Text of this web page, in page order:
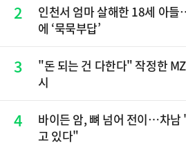
2
인천서 엄마 살해한 18세 아
에 ‘묵묵부답’
3
"돈 되는 건 다한다" 작정한
시
4
바이든 암, 뼈 넘어 전이…차남
고 있다"